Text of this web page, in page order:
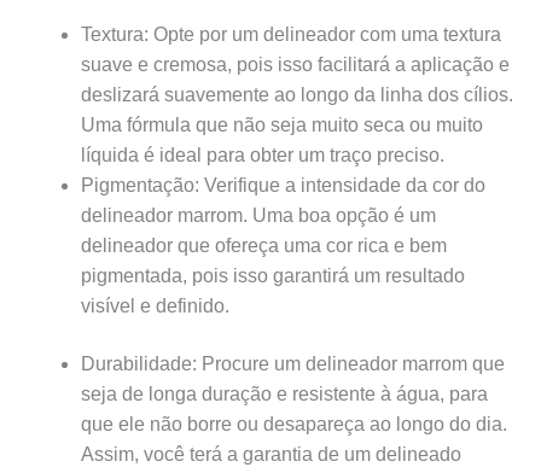
Textura: Opte por um delineador com uma textura
suave e cremosa, pois isso facilitará a aplicação e
deslizará suavemente ao longo da linha dos cílios.
Uma fórmula que não seja muito seca ou muito
líquida é ideal para obter um traço preciso.
Pigmentação: Verifique a intensidade da cor do
delineador marrom. Uma boa opção é um
delineador que ofereça uma cor rica e bem
pigmentada, pois isso garantirá um resultado
visível e definido.
Durabilidade: Procure um delineador marrom que
seja de longa duração e resistente à água, para
que ele não borre ou desapareça ao longo do dia.
Assim, você terá a garantia de um delineado